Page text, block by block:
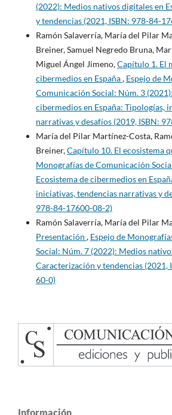
(2022): Medios nativos digitales en
y tendencias (2021, ISBN: 978-84-
Ramón Salaverría, María del Pilar
Breiner, Samuel Negredo Bruna,
Miguel Ángel Jimeno,Capítulo 1. El
cibermedios en España, Espejo de
Comunicación Social: Núm. 3
cibermedios en España: Tipologías,
narrativas y desafíos (2019, ISBN:
María del Pilar Martínez-Costa,
Breiner,Capítulo 10. El ecosistema
Monografías de Comunicación
Ecosistema de cibermedios en
iniciativas, tendencias narrativas y
978-84-17600-08-2)
Ramón Salaverría, María del Pilar
Presentación , Espejo de
Social: Núm. 7 (2022): Medios
Caracterización y tendencias (2021,
60-0)
Información